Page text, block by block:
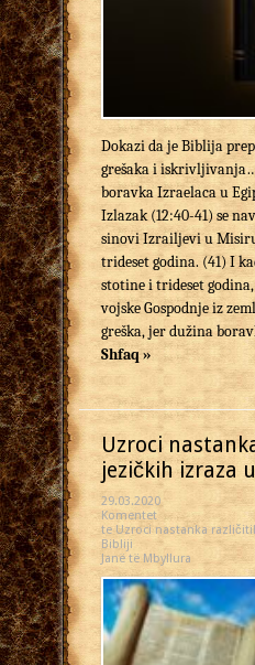
Dokazi da je Biblija
grešaka i
boravka Izraelaca u
Izlazak (12:40-41) se
sinovi Izrailjevi u
trideset godina. (41) I
stotine i trideset
vojske Gospodnje iz
greška, jer dužina
Shfaq »
Uzroci
jezičkih izraza
29.03.2020
Komentet
te Uzroci nastanka
Bibliji
Janë të Mbyllura